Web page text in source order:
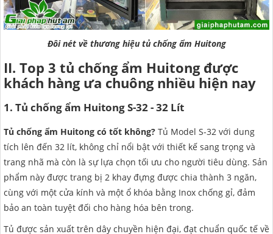
Đôi nét về thương hiệu tủ chống ẩm Huitong
II. Top 3 tủ chống ẩm Huitong được
khách hàng ưa chuông nhiều hiện nay
1. Tủ chống ẩm Huitong S-32 - 32 Lít
Tủ chống ẩm Huitong có tốt không? Tủ Model S-32 với dung
tích lên đến 32 lít, không chỉ nổi bật với thiết kế sang trọng và
trang nhã mà còn là sự lựa chọn tối ưu cho người tiêu dùng. Sản
phẩm này được trang bị 2 khay đựng được chia thành 3 ngăn,
cùng với một cửa kính và một ổ khóa bằng Inox chống gỉ, đảm
bảo an toàn tuyệt đối cho hàng hóa bên trong.
Tủ được sản xuất trên dây chuyền hiện đại, đạt chuẩn quốc tế về